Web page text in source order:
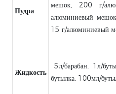
Пудра
мешок, 200 г/
алюминиевый
15 г/алюминиевый
Жидкость
5л/барабан, 1л/
бутылка, 100мл/